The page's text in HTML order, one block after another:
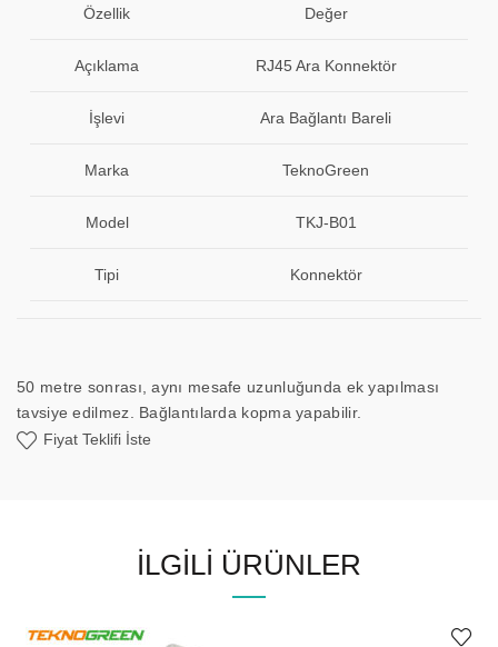
Özellik Değer
Açıklama RJ45 Ara Konnektör
İşlevi Ara Bağlantı Bareli
Marka TeknoGreen
Model TKJ-B01
Tipi Konnektör
50 metre sonrası, aynı mesafe uzunluğunda ek yapılması
tavsiye edilmez. Bağlantılarda kopma yapabilir.
Fiyat Teklifi İste
İLGILI ÜRÜNLER